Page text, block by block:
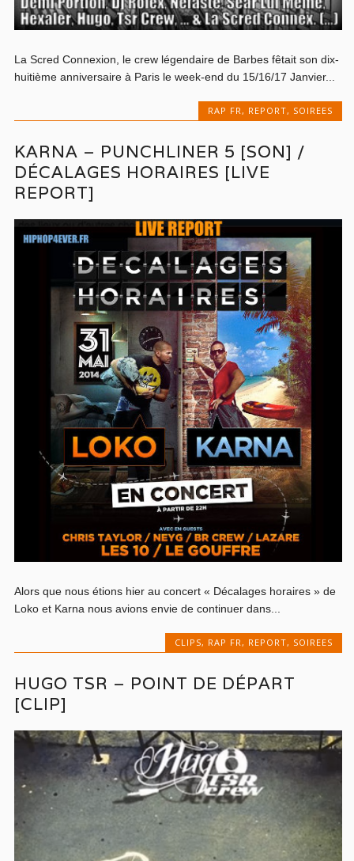
La Scred Connexion, le crew légendaire de Barbes fêtait son dix-
huitième anniversaire à Paris le week-end du 15/16/17 Janvier...
RAP FR , REPORT, SOIREES
KARNA – PUNCHLINER 5 [SON] /
DÉCALAGES HORAIRES [LIVE
REPORT]
Alors que nous étions hier au concert « Décalages horaires » de
Loko et Karna nous avions envie de continuer dans...
CLIPS, RAP FR , REPORT, SOIREES
HUGO TSR – POINT DE DÉPART
[CLIP]